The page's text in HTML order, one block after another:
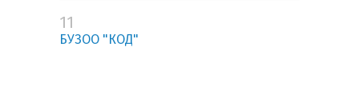
11
БУЗОО "КОД"